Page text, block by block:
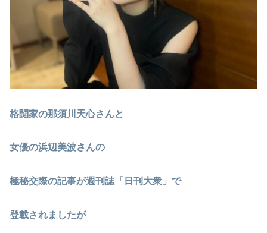
格闘家の那須川天心さんと
女優の浜辺美波さんの
極秘交際の記事が週刊誌「日刊大衆」で
登載されましたが